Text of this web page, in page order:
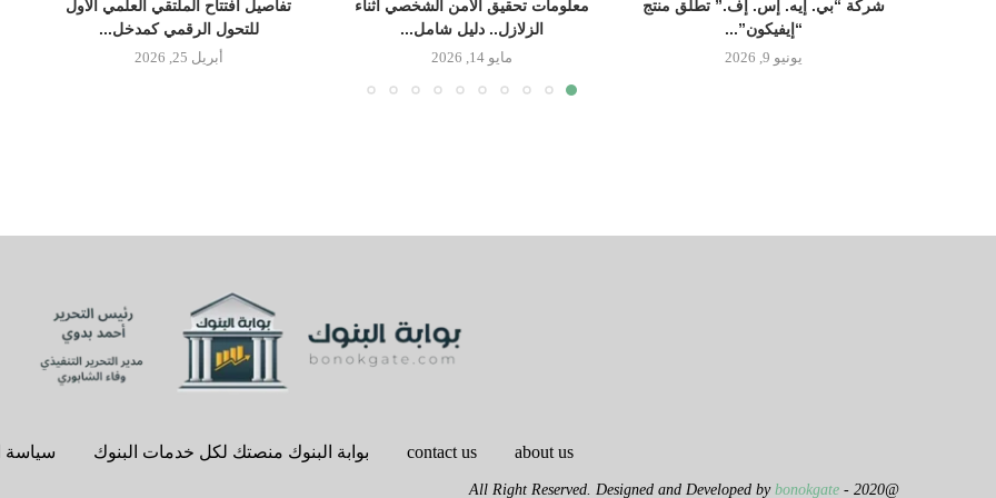
شركة “بي. إيه. إس. إف.” تطلق منتج
“إيفيكون”...
يونيو 9, 2026
معلومات تحقيق الأمن الشخصي أثناء
الزلازل.. دليل شامل...
مايو 14, 2026
تفاصيل افتتاح الملتقي العلمي الأول
للتحول الرقمي كمدخل...
أبريل 25, 2026
about us
contact us بوابة البنوك منصتك لكل خدمات البنوك سياسة
@2020 - All Right Reserved. Designed and Developed by
bonokgate